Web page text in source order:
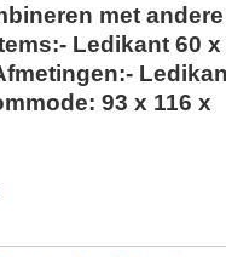
met andere
Ledikant 60 x
93 x 116 x